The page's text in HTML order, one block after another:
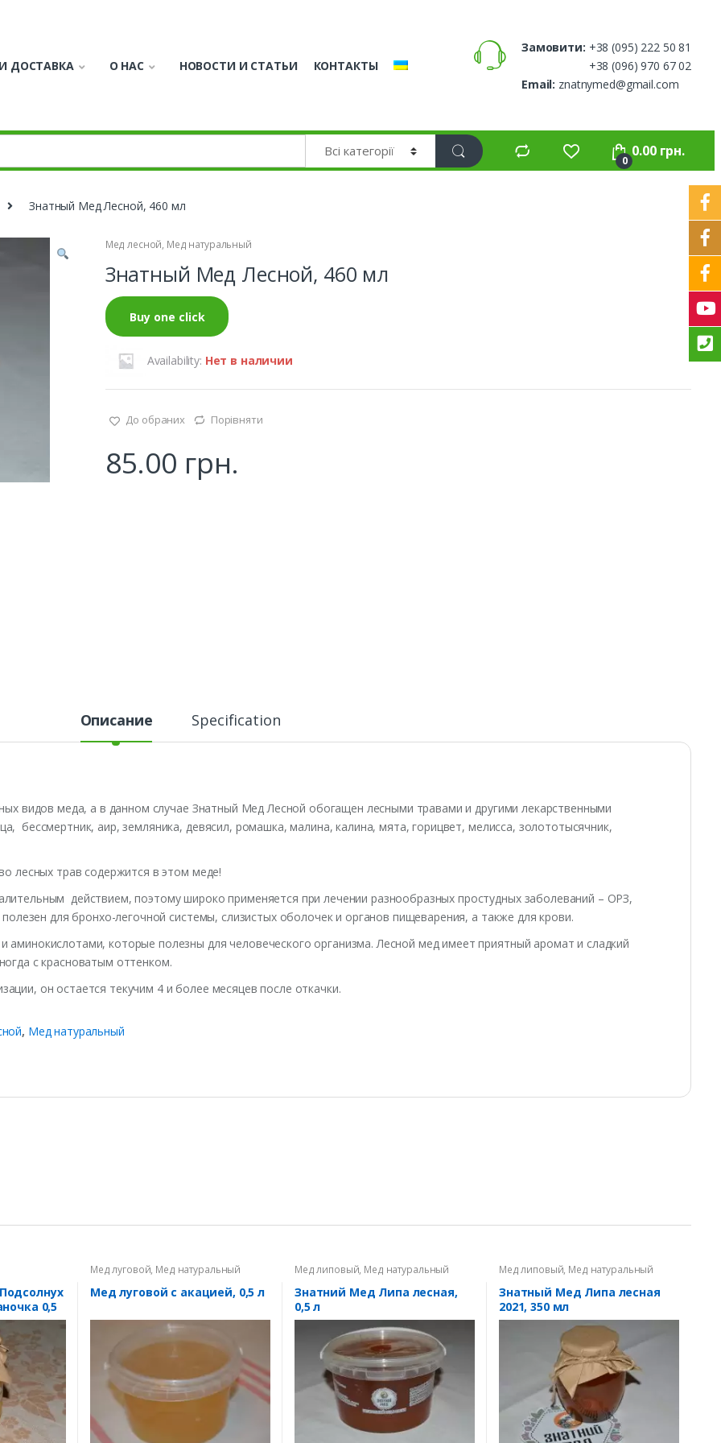
ДОСТАВКА О НАС НОВОСТИ И СТАТЬИ КОНТАКТЫ
Замовити: +38 (095) 222 50 81
+38 (096) 970 67 02
Email: znatnymed@gmail.com
0
0.00грн.
Знатный Мед Лесной, 460 мл
Мед лесной, Мед натуральный
Знатный Мед Лесной, 460 мл
Buy one click
Availability: Нет в наличии
До обраних Порівняти
85.00 грн.
Описание Specification
видов меда, а в данном случае Знатный Мед Лесной обогащен лесными травами и другими лекарственными
бессмертник, аир, земляника, девясил, ромашка, малина, калина, мята, горицвет, мелисса, золототысячник,
лесных трав содержится в этом меде!
действием, поэтому широко применяется при лечении разнообразных простудных заболеваний – ОРЗ,
для бронхо-легочной системы, слизистых оболочек и органов пищеварения, а также для крови.
которые полезны для человеческого организма. Лесной мед имеет приятный аромат и сладкий
с красноватым оттенком.
он остается текучим 4 и более месяцев после откачки.
, Мед натуральный
0,5
Мед луговой, Мед натуральный
Мед луговой с акацией, 0,5 л
Мед липовый, Мед натуральный
Знатний Мед Липа лесная,
0,5 л
Мед липовый, Мед натуральный
Знатный Мед Липа лесная
2021, 350 мл